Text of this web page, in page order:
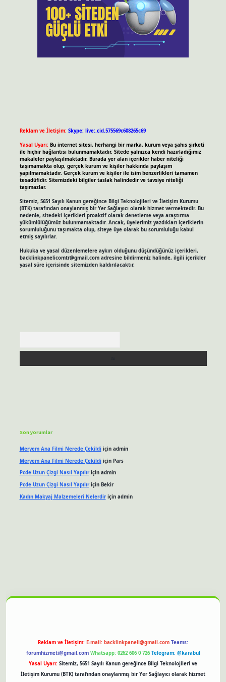
Reklam ve İletişim: Skype: live:.cid.575569c608265c69
Yasal Uyarı: Bu internet sitesi, herhangi bir marka, kurum veya şahıs şirketi
ile hiçbir bağlantısı bulunmamaktadır. Sitede yalnızca kendi hazırladığımız
makaleler paylaşılmaktadır. Burada yer alan içerikler haber niteliği
taşımamakta olup, gerçek kurum ve kişiler hakkında paylaşım
yapılmamaktadır. Gerçek kurum ve kişiler ile isim benzerlikleri tamamen
tesadüfidir. Sitemizdeki bilgiler taslak halindedir ve tavsiye niteliği
taşımazlar.
Sitemiz, 5651 Sayılı Kanun gereğince Bilgi Teknolojileri ve İletişim Kurumu
(BTK) tarafından onaylanmış bir Yer Sağlayıcı olarak hizmet vermektedir. Bu
nedenle, sitedeki içerikleri proaktif olarak denetleme veya araştırma
yükümlülüğümüz bulunmamaktadır. Ancak, üyelerimiz yazdıkları içeriklerin
sorumluluğunu taşımakta olup, siteye üye olarak bu sorumluluğu kabul
etmiş sayılırlar.
Hukuka ve yasal düzenlemelere aykırı olduğunu düşündüğünüz içerikleri,
backlinkpanelicomtr@gmail.comadresine bildirmeniz halinde, ilgili içerikler
yasal süre içerisinde sitemizden kaldırılacaktır.
Son yorumlar
Meryem Ana Filmi Nerede Çekildiiçin admin
Meryem Ana Filmi Nerede Çekildiiçin Pars
Pcde Uzun Çizgi Nasıl Yapılıriçin admin
Pcde Uzun Çizgi Nasıl Yapılıriçin Bekir
Kadın Makyaj Malzemeleri Nelerdiriçin admin
Reklam ve İletişim: E-mail: backlinkpaneli@gmail.com Teams:
forumhizmeti@gmail.com Whatsapp: 0262 606 0 726 Telegram: @karabul
Yasal Uyarı: Sitemiz, 5651 Sayılı Kanun gereğince Bilgi Teknolojileri ve
İletişim Kurumu (BTK) tarafından onaylanmış bir Yer Sağlayıcı olarak hizmet